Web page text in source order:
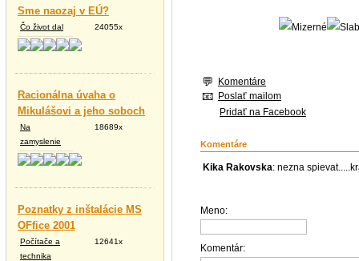
Sme naozaj v EÚ?
Čo život dal 24055x
Racionálna úvaha o
Mikulášovi a jeho soboch
Na
zamyslenie
18689x
Poznatky z inštalácie MS
OFfice 2001
Počítače a
technika
12641x
Komentáre
Poslať mailom
Pridať na Facebook
Komentáre
Kika Rakovska: nezna
Meno:
Komentár: